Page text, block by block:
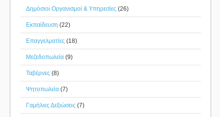
Δημόσιοι Οργανισμοί & Υπηρεσίες (26)
Εκπαίδευση (22)
Επαγγελματίες (18)
Μεζεδοπωλεία (9)
Ταβέρνες (8)
Ψητοπωλεία (7)
Γαμήλιες Δεξιώσεις (7)